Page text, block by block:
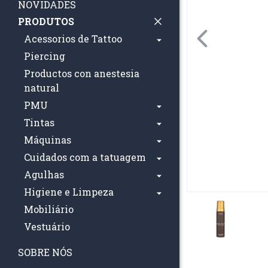
NOVIDADES
PRODUTOS
Acessorios de Tattoo
Piercing
Productos con anestesia
natural
PMU
Tintas
Máquinas
Cuidados com a tatuagem
Agulhas
Higiene e Limpeza
Mobiliário
Vestuário
SOBRE NÓS